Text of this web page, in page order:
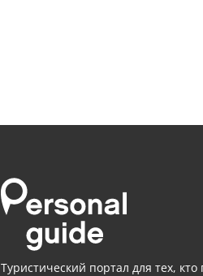
Туристический портал для тех, кто